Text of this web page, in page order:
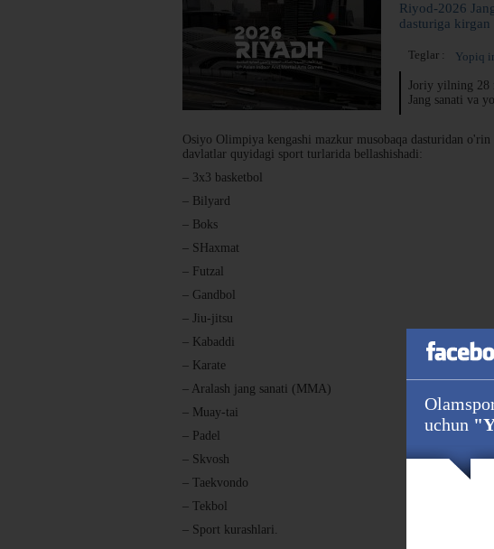
Riyod-2026
dasturiga
Teglar : Yopiq
Joriy yilning 28
Jang sanati va
Osiyo Olimpiya kengashi mazkur musobaqa dasturidan
davlatlar quyidagi sport turlarida bellashishadi:
– 3x3 basketbol
– Bilyard
– Boks
– SHaxmat
– Futzal
– Gandbol
– Jiu-jitsu
– Kabaddi
– Karate
– Aralash jang sanati (MMA)
– Muay-tai
– Padel
– Skvosh
– Taekvondo
– Tekbol
– Sport kurashlari.
uchun